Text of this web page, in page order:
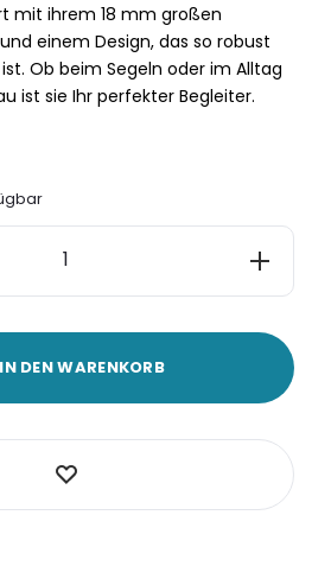
mit ihrem 18 mm großen
einem Design, das so robust
Ob beim Segeln oder im Alltag
ist sie Ihr perfekter Begleiter.
IN DEN WARENKORB